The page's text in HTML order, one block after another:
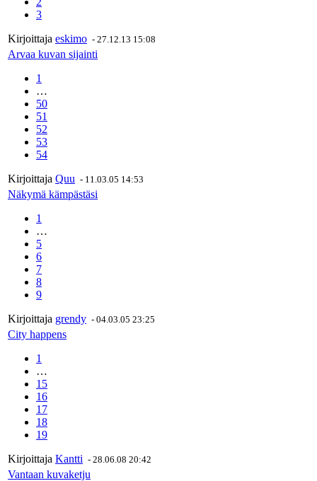
3
Kirjoittaja eskimo - 27.12.13 15:08
Arvaa kuvan sijainti
1
…
50
51
52
53
54
Kirjoittaja Quu - 11.03.05 14:53
Näkymä kämpästäsi
1
…
5
6
7
8
9
Kirjoittaja grendy - 04.03.05 23:25
City happens
1
…
15
16
17
18
19
Kirjoittaja Kantti - 28.06.08 20:42
Vantaan kuvaketju